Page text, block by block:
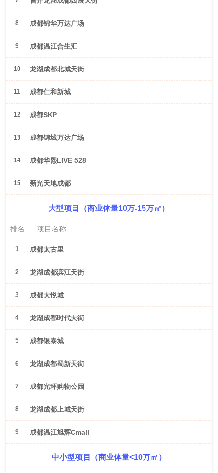
8 成都锦华万达广场
9 成都温江合生汇
10 龙湖成都北城天街
11 成都仁和新城
12 成都SKP
13 成都锦城万达广场
14 成都华熙LIVE·528
15 新光天地成都
大型项目（商业体量10万-15万㎡）
排名 项目名称
1 成都太古里
2 龙湖成都滨江天街
3 成都大悦城
4 龙湖成都时代天街
5 成都银泰城
6 龙湖成都蜀新天街
7 成都光环购物公园
8 龙湖成都上城天街
9 成都温江旭辉Cmall
中小型项目（商业体量<10万㎡）